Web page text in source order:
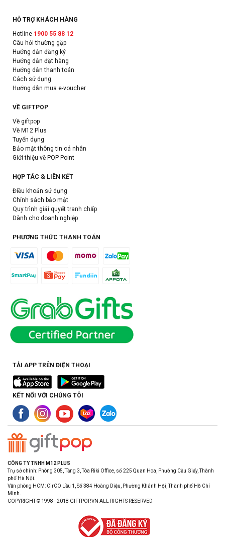
HỖ TRỢ KHÁCH HÀNG
Hotline 1900 55 88 12
Câu hỏi thường gặp
Hướng dẫn đăng ký
Hướng dẫn đặt hàng
Hướng dẫn thanh toán
Cách sử dụng
Hướng dẫn mua e-voucher
VỀ GIFTPOP
Về giftpop
Về M12 Plus
Tuyển dụng
Bảo mật thông tin cá nhân
Giới thiệu về POP Point
HỢP TÁC & LIÊN KẾT
Điều khoản sử dụng
Chính sách bảo mật
Quy trình giải quyết tranh chấp
Dành cho doanh nghiệp
PHƯƠNG THỨC THANH TOÁN
TẢI APP TRÊN ĐIỆN THOẠI
KẾT NỐI VỚI CHÚNG TÔI
CÔNG TY TNHH M12 PLUS
Trụ sở chính: Phòng 305, Tầng 3, Tòa Riki Office, số 225 Quan Hoa, Phường Cầu Giấy, Thành
phố Hà Nội.
Văn phòng HCM: CirCO Lầu 1, Số 384 Hoàng Diệu, Phường Khánh Hội, Thành phố Hồ Chí
Minh.
COPYRIGHT © 1998 - 2018 GIFTPOP.VN ALL RIGHTS RESERVED